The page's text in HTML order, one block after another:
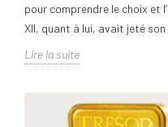
pour comprendre le choix et
XII, quant à lui, avait jeté
Lire la suite